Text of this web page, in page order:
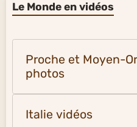
Le Monde en vidéos
Proche et Moyen-
photos
Italie vidéos